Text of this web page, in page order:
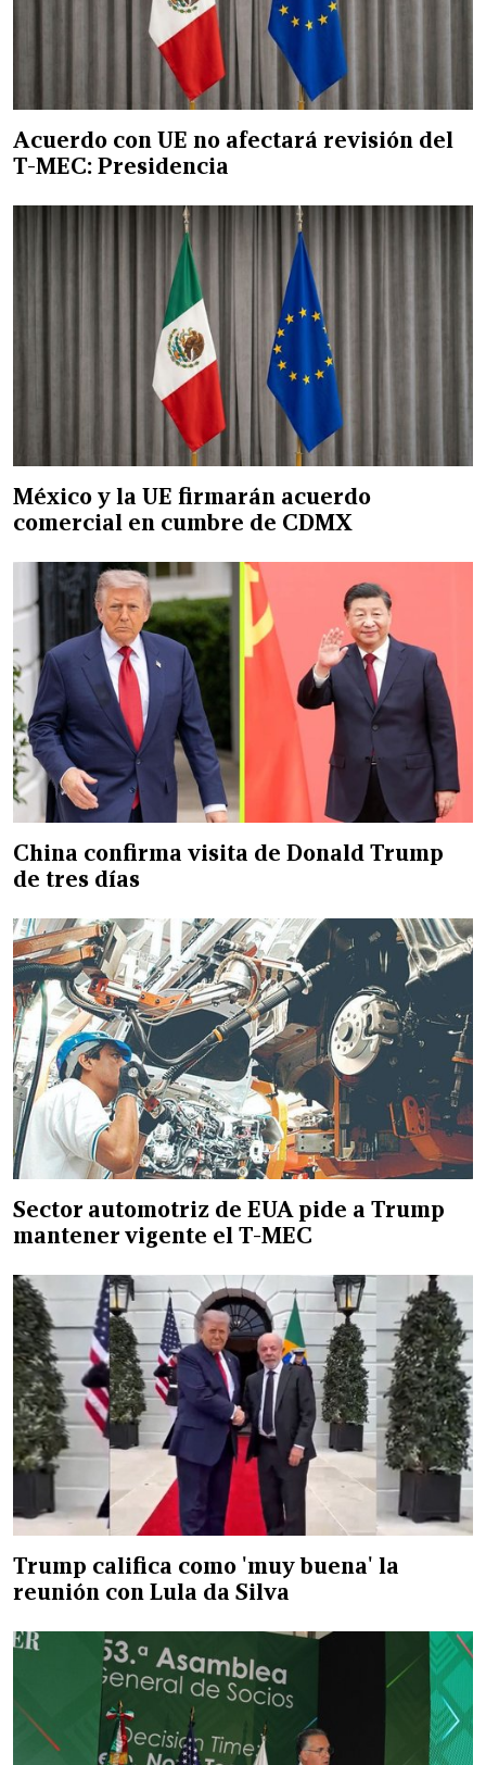
Acuerdo con UE no afectará revisión del
T-MEC: Presidencia
México y la UE firmarán acuerdo
comercial en cumbre de CDMX
China confirma visita de Donald Trump
de tres días
Sector automotriz de EUA pide a Trump
mantener vigente el T-MEC
Trump califica como 'muy buena' la
reunión con Lula da Silva